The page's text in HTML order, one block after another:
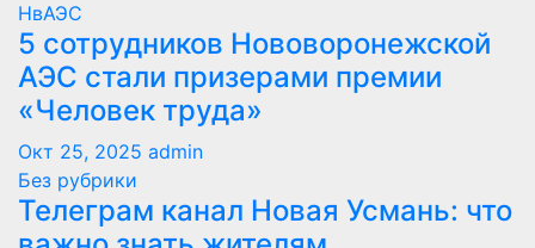
НвАЭС
5 сотрудников Нововоронежской
АЭС стали призерами премии
«Человек труда»
Окт 25, 2025 admin
Без рубрики
Телеграм канал Новая Усмань: что